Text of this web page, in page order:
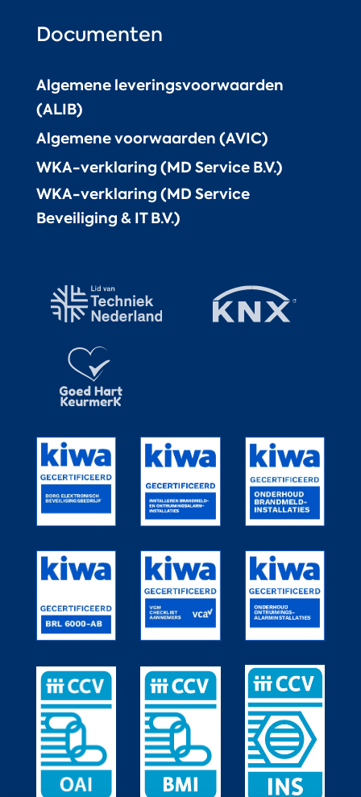
Documenten
Algemene leveringsvoorwaarden
(ALIB)
Algemene voorwaarden (AVIC)
WKA-verklaring (MD Service B.V.)
WKA-verklaring (MD Service
Beveiliging & IT B.V.)